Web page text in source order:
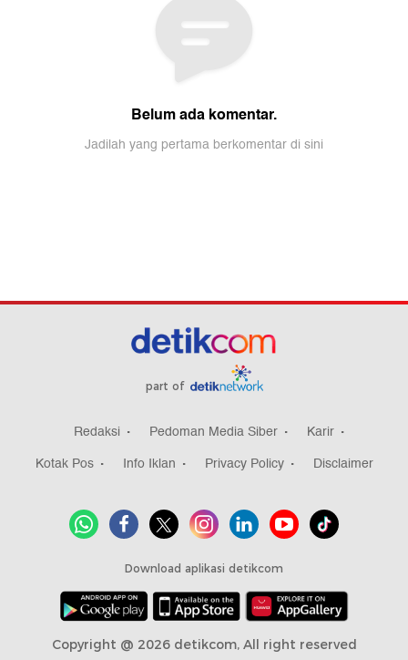
part of
Redaksi Pedoman Media Siber
Karir
Kotak Pos
Info Iklan Privacy Policy Disclaimer
Download aplikasi detikcom
Copyright @ 2026 detikcom, All right reserved